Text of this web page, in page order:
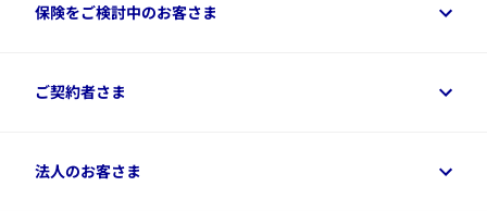
保険をご検討中のお客さま
保険をご検討中のお客さまトップ
資料請求
ご契約者さま
ご契約者さまトップ
法人のお客さま